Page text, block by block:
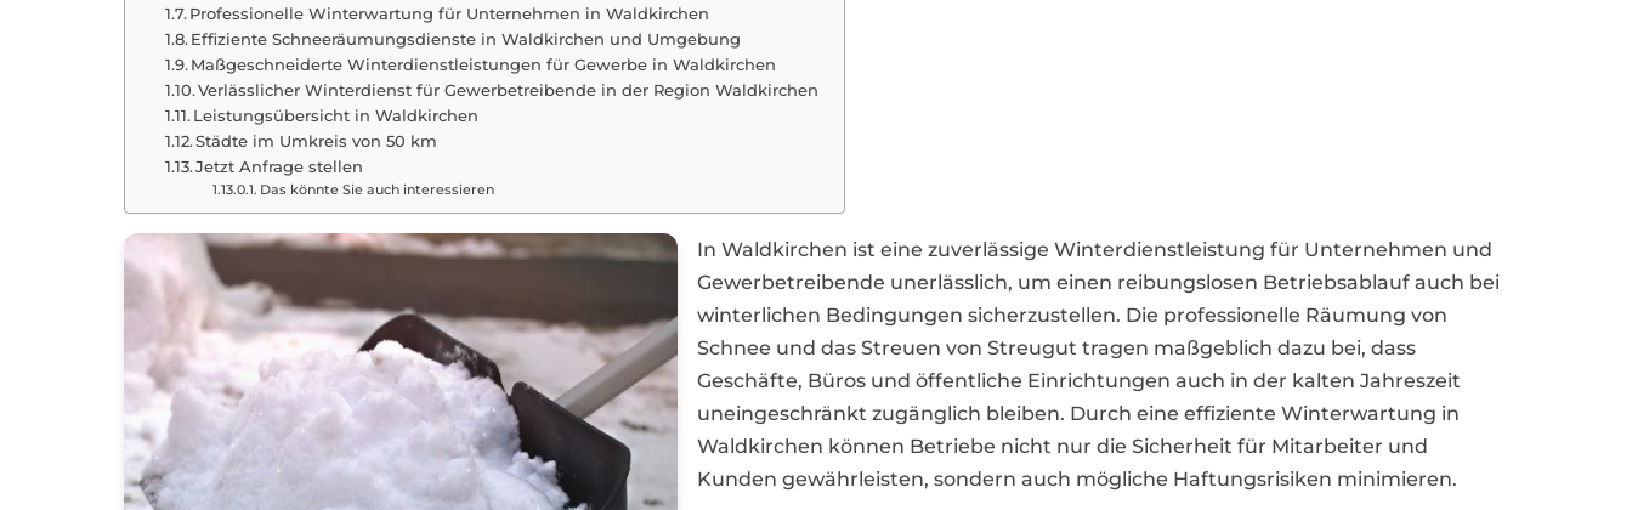
Professionelle Winterwartung für Unternehmen in Waldkirchen
Effiziente Schneeräumungsdienste in Waldkirchen und Umgebung
Maßgeschneiderte Winterdienstleistungen für Gewerbe in Waldkirchen
Verlässlicher Winterdienst für Gewerbetreibende in der Region Waldkirchen
Leistungsübersicht in Waldkirchen
Städte im Umkreis von 50 km
Jetzt Anfrage stellen
Das könnte Sie auch interessieren
In Waldkirchen ist eine zuverlässige Winterdienstleistung für Unternehmen und
Gewerbetreibende unerlässlich, um einen reibungslosen Betriebsablauf auch bei
winterlichen Bedingungen sicherzustellen. Die professionelle Räumung von
Schnee und das Streuen von Streugut tragen maßgeblich dazu bei, dass
Geschäfte, Büros und öffentliche Einrichtungen auch in der kalten Jahreszeit
uneingeschränkt zugänglich bleiben. Durch eine effiziente Winterwartung in
Waldkirchen können Betriebe nicht nur die Sicherheit für Mitarbeiter und
Kunden gewährleisten, sondern auch mögliche Haftungsrisiken minimieren.